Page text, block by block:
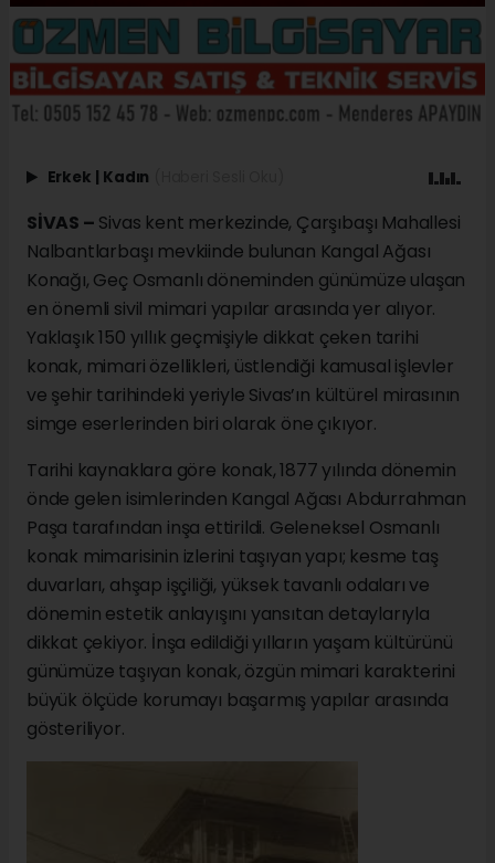
Erkek | Kadın
SİVAS – Sivas kent merkezinde, Çarşıbaşı Mahallesi
Nalbantlarbaşı mevkiinde bulunan Kangal Ağası
Konağı, Geç Osmanlı döneminden günümüze ulaşan
en önemli sivil mimari yapılar arasında yer alıyor.
Yaklaşık 150 yıllık geçmişiyle dikkat çeken tarihi
konak, mimari özellikleri, üstlendiği kamusal işlevler
ve şehir tarihindeki yeriyle Sivas’ın kültürel mirasının
simge eserlerinden biri olarak öne çıkıyor.
Tarihi kaynaklara göre konak, 1877 yılında dönemin
önde gelen isimlerinden Kangal Ağası Abdurrahman
Paşa tarafından inşa ettirildi. Geleneksel Osmanlı
konak mimarisinin izlerini taşıyan yapı; kesme taş
duvarları, ahşap işçiliği, yüksek tavanlı odaları ve
dönemin estetik anlayışını yansıtan detaylarıyla
dikkat çekiyor. İnşa edildiği yılların yaşam kültürünü
günümüze taşıyan konak, özgün mimari karakterini
büyük ölçüde korumayı başarmış yapılar arasında
gösteriliyor.